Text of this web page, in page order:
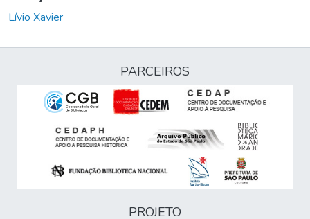
Lívio Xavier
PARCEIROS
PROJETO